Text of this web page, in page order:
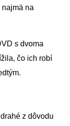
na
s dvoma
čo ich robí
z dôvodu